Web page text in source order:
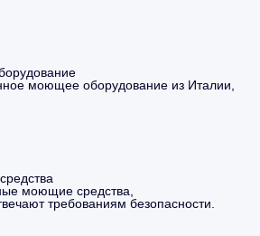
моющее оборудование из Италии,
моющие средства,
требованиям безопасности.